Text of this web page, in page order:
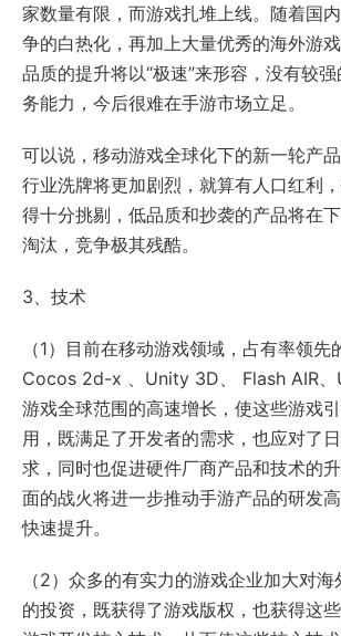
家数量有限，而游戏扎堆上线。随着国
争的白热化，再加上大量优秀的海外游
品质的提升将以“极速”来形容，没有较
务能力，今后很难在手游市场立足。
可以说，移动游戏全球化下的新一轮产
行业洗牌将更加剧烈，就算有人口红利
得十分挑剔，低品质和抄袭的产品将在
淘汰，竞争极其残酷。
3、技术
（1）目前在移动游戏领域，占有率领
Cocos 2d-x 、Unity 3D、 Flash AIR、
游戏全球范围的高速增长，使这些游戏
用，既满足了开发者的需求，也应对了
求，同时也促进硬件厂商产品和技术的
面的战火将进一步推动手游产品的研发
快速提升。
（2）众多的有实力的游戏企业加大对
的投资，既获得了游戏版权，也获得这